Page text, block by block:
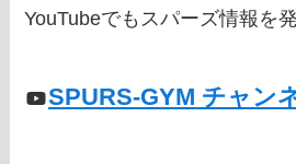
YouTubeでもスパーズ情報を
SPURS-GYM チャン